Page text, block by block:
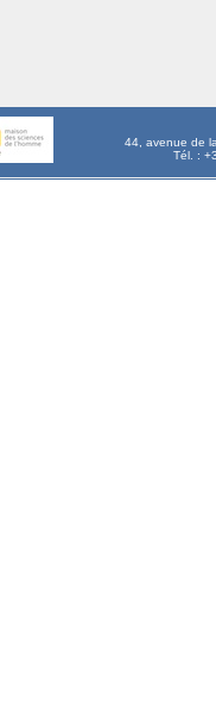
44, avenue de
Tél. :